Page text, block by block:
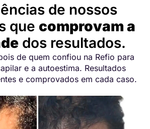
de nossos
que comprovam a
dos resultados.
de quem confiou na Refio para
e a autoestima. Resultados
e comprovados em cada caso.